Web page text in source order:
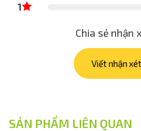
1
Chia sẻ nhận
Viết nhận
SẢN PHẨM LIÊN QUAN